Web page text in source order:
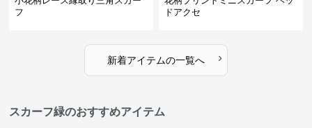
フ
ドアクセ
新着アイテムの一覧へ ›
スカーフ緑のおすすめアイテム